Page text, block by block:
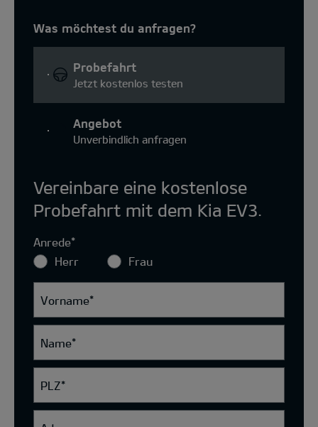
Was möchtest du anfragen?
Probefahrt
Jetzt kostenlos testen
Angebot
Unverbindlich anfragen
Vereinbare eine kostenlose
Probefahrt mit dem Kia EV3.
Anrede*
Herr
Frau
Vorname*
Name*
PLZ*